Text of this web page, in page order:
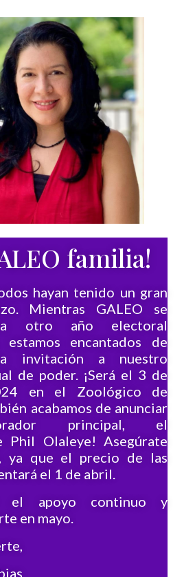
familia!
hayan tenido un gran
Mientras GALEO se
otro año electoral
estamos encantados de
invitación a nuestro
de poder. ¡Será el 3 de
en el Zoológico de
acabamos de anunciar
principal, el
Phil Olaleye! Asegúrate
ya que el precio de las
el 1 de abril.
el apoyo continuo y
en mayo.